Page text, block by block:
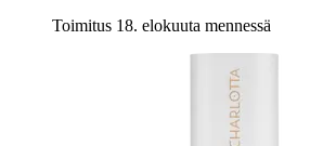
Toimitus 18. elokuuta mennessä